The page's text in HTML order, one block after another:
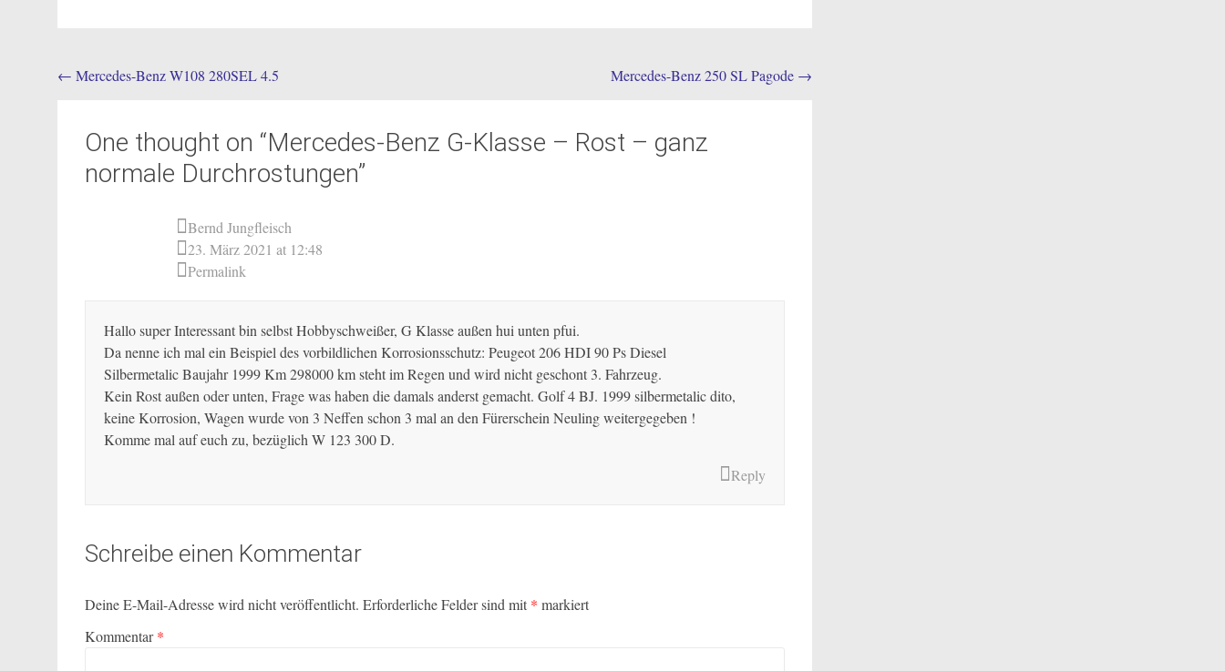
Post
← Mercedes-Benz W108 280SEL 4.5 Mercedes-Benz 250 SL Pagode →
One thought on “Mercedes-Benz G-Klasse – Rost – ganz
normale Durchrostungen”
Bernd Jungfleisch
23. März 2021 at 12:48
Permalink
Hallo super Interessant bin selbst Hobbyschweißer, G Klasse außen hui unten pfui.
Da nenne ich mal ein Beispiel des vorbildlichen Korrosionsschutz: Peugeot 206 HDI 90 Ps Diesel
Silbermetalic Baujahr 1999 Km 298000 km steht im Regen und wird nicht geschont 3. Fahrzeug.
Kein Rost außen oder unten, Frage was haben die damals anderst gemacht. Golf 4 BJ. 1999 silbermetalic dito,
keine Korrosion, Wagen wurde von 3 Neffen schon 3 mal an den Fürerschein Neuling weitergegeben !
Komme mal auf euch zu, bezüglich W 123 300 D.
Reply
Schreibe einen Kommentar
Deine E-Mail-Adresse wird nicht veröffentlicht. Erforderliche Felder sind mit * markiert
Kommentar*